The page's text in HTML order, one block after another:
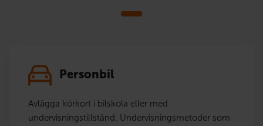
Personbil
Avlägga körkort i bilskola eller med
undervisningstillstånd. Undervisningsmetoder som